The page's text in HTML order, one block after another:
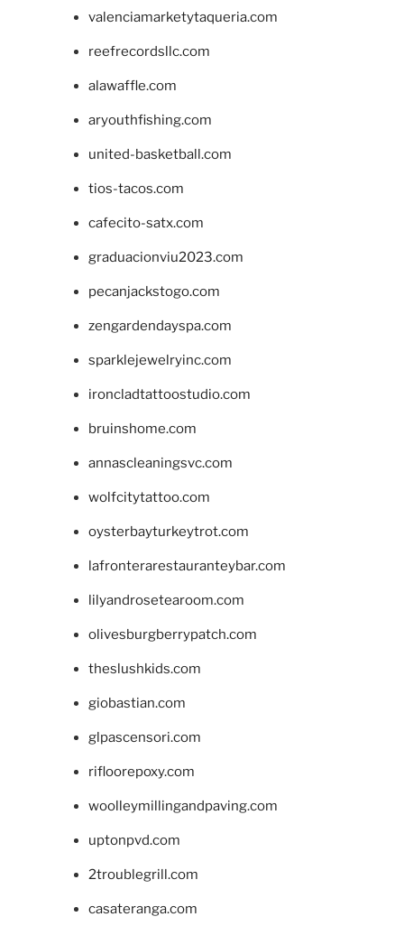
valenciamarketytaqueria.com
reefrecordsllc.com
alawaffle.com
aryouthfishing.com
united-basketball.com
tios-tacos.com
cafecito-satx.com
graduacionviu2023.com
pecanjackstogo.com
zengardendayspa.com
sparklejewelryinc.com
ironcladtattoostudio.com
bruinshome.com
annascleaningsvc.com
wolfcitytattoo.com
oysterbayturkeytrot.com
lafronterarestauranteybar.com
lilyandrosetearoom.com
olivesburgberrypatch.com
theslushkids.com
giobastian.com
glpascensori.com
rifloorepoxy.com
woolleymillingandpaving.com
uptonpvd.com
2troublegrill.com
casateranga.com